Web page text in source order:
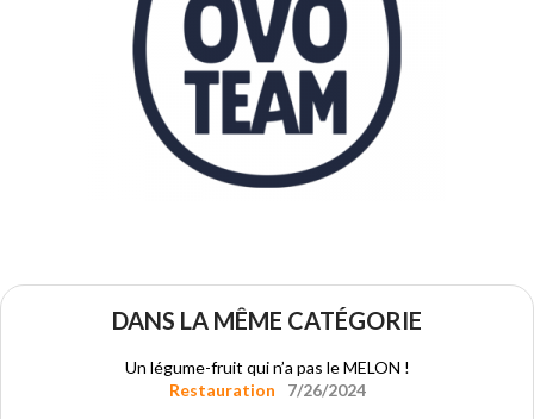
DANS LA MÊME CATÉGORIE
Un légume-fruit qui n’a pas le MELON !
Restauration
7/26/2024